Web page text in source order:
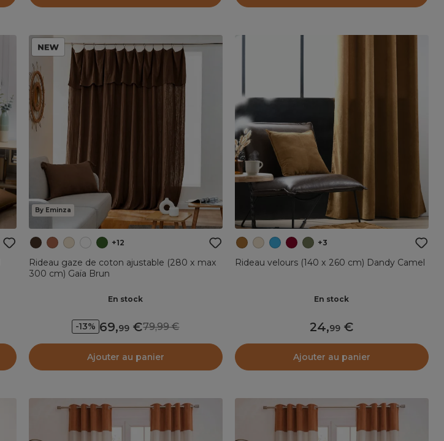
By Eminza
+12
Rideau gaze de coton ajustable (280 x max
300 cm) Gaïa Brun
En stock
-13% 69,99 79,99
Ajouter au panier
+3
Rideau velours (140 x 260 cm) Dandy Camel
En stock
24,99
Ajouter au panier